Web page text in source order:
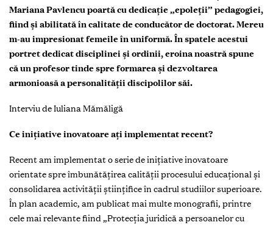
Mariana Pavlencu poartă cu dedicație „epoleții” pedagogiei,
fiind și abilitată în calitate de conducător de doctorat. Mereu
m-au impresionat femeile în uniformă. În spatele acestui
portret dedicat disciplinei și ordinii, eroina noastră spune
că un profesor tinde spre formarea și dezvoltarea
armonioasă a personalității discipolilor săi.
Interviu de Iuliana Mămăligă
Ce inițiative inovatoare ați implementat recent?
Recent am implementat o serie de inițiative inovatoare
orientate spre îmbunătățirea calității procesului educațional și
consolidarea activității științifice în cadrul studiilor superioare.
În plan academic, am publicat mai multe monografii, printre
cele mai relevante fiind „Protecția juridică a persoanelor cu